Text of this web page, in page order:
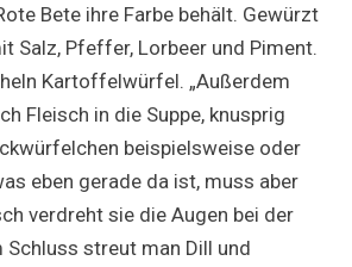
Bete ihre Farbe behält. Gewürzt
Salz, Pfeffer, Lorbeer und Piment.
Kartoffelwürfel. „Außerdem
Fleisch in die Suppe, knusprig
beispielsweise oder
eben gerade da ist, muss aber
verdreht sie die Augen bei der
streut man Dill und